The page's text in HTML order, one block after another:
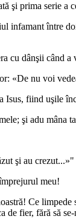
şi prima serie
infamant între
cu dânşii când a
«De nu voi
fiind uşile
şi adu mâna
şi au crezut...»"
meu!
Ce
fier, fără să